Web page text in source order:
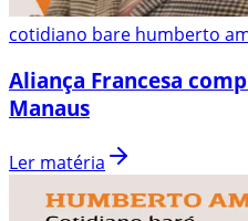
cotidiano bare humberto
Aliança Francesa
Manaus
Ler matéria